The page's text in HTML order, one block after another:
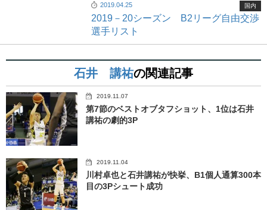
2019.04.25
2019－20シーズン B2リーグ自由交渉
選手リスト
国内
石井 講祐の関連記事
2019.11.07
第7節のベストオブタフショット、1位は石井
講祐の劇的3P
2019.11.04
川村卓也と石井講祐が快挙、B1個人通算300本
目の3Pシュート成功